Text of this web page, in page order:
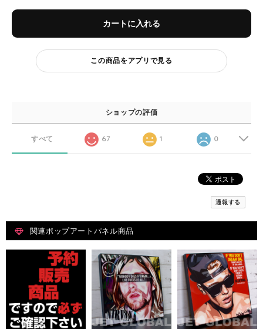
カートに入れる
この商品をアプリで見る
ショップの評価
すべて 67 1 0
通報する
関連ポップアートパネル商品